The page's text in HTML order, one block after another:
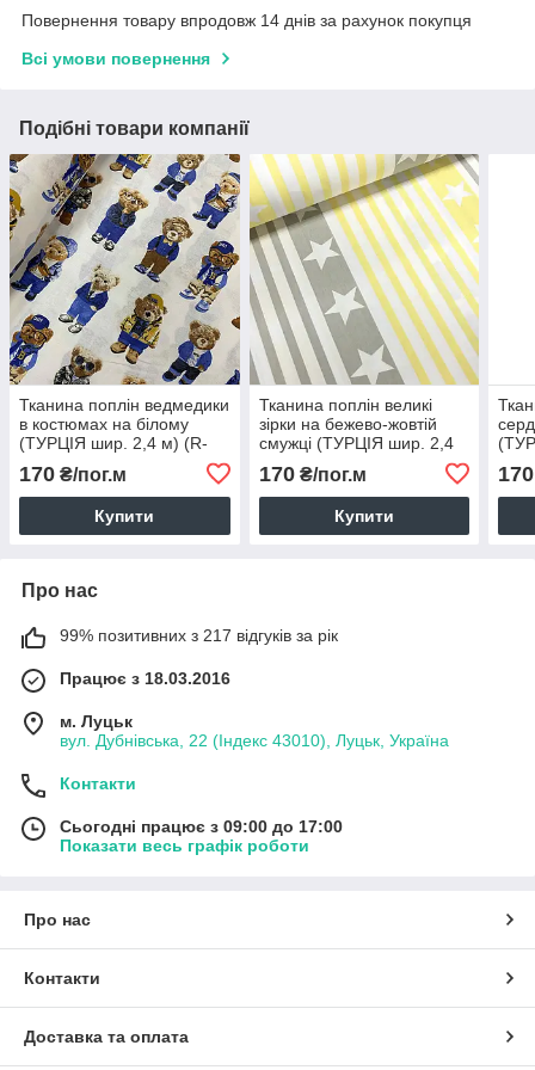
Повернення товару впродовж 14 днів за рахунок покупця
Всі умови повернення
Подібні товари компанії
Тканина поплін ведмедики
в костюмах на білому
(ТУРЦІЯ шир. 2,4 м) (R-
170 ₴/пог.м
Купити
Тканина поплін великі
зірки на бежево-жовтій
смужці (ТУРЦІЯ шир. 2,4
170₴/пог.м
Купити
170
Про нас
99% позитивних з 217 відгуків за рік
Працює з 18.03.2016
м. Луцьк
вул. Дубнівська, 22 (Індекс 43010), Луцьк, Україна
Контакти
Сьогодні працює з 09:00 до 17:00
Показати весь графік роботи
Про нас
Контакти
Доставка та оплата